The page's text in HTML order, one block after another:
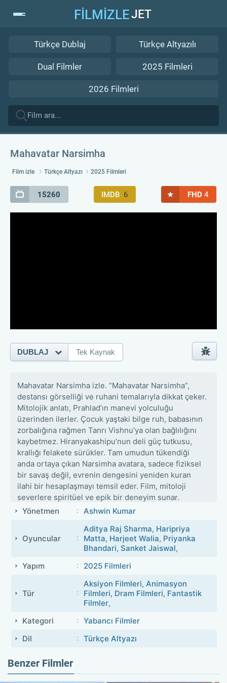
FİLMİZLEJET
Türkçe Dublaj Türkçe Altyazılı
Dual Filmler 2025 Filmleri
2026 Filmleri
Mahavatar Narsimha
Film izle Türkçe Altyazı 2025 Filmleri
15260 IMDB 6 ★ FHD 4
Mahavatar Narsimha izle. “Mahavatar Narsimha”,
destansı görselliği ve ruhani temalarıyla dikkat çeker.
Mitolojik anlatı, Prahlad’ın manevi yolculuğu
üzerinden ilerler. Çocuk yaştaki bilge ruh, babasının
zorbalığına rağmen Tanrı Vishnu’ya olan bağlılığını
kaybetmez. Hiranyakashipu’nun deli güç tutkusu,
krallığı felakete sürükler. Tam umudun tükendiği
anda ortaya çıkan Narsimha avatara, sadece fiziksel
bir savaş değil, evrenin dengesini yeniden kuran
ilahi bir hesaplaşmayı temsil eder. Film, mitoloji
severlere spiritüel ve epik bir deneyim sunar.
Yönetmen
Ashwin Kumar
Oyuncular
Aditya Raj Sharma, Haripriya
Matta, Harjeet Walia, Priyanka
Bhandari, Sanket Jaiswal,
Yapım
2025 Filmleri
Tür
Aksiyon Filmleri, Animasyon
Filmleri, Dram Filmleri, Fantastik
Filmler,
Kategori
Yabancı Filmler
Dil
Türkçe Altyazı
DUBLAJ Tek Kaynak
Benzer Filmler